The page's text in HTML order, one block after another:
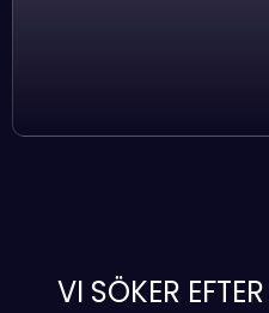
VI SÖKER